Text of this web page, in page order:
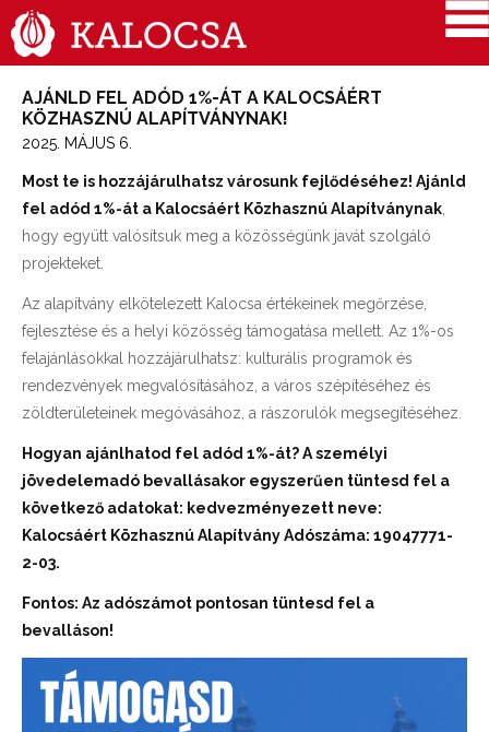
AJÁNLD FEL ADÓD 1%-ÁT A KALOCSÁÉRT
KÖZHASZNÚ ALAPÍTVÁNYNAK!
2025. MÁJUS 6.
Most te is hozzájárulhatsz városunk fejlődéséhez! Ajánld
fel adód 1%-át a Kalocsáért Közhasznú Alapítványnak
hogy együtt valósítsuk meg a közösségünk javát szolgáló
projekteket.
Az alapítvány elkötelezett Kalocsa értékeinek megőrzése,
fejlesztése és a helyi közösség támogatása mellett. Az 1%-os
felajánlásokkal hozzájárulhatsz: kulturális programok és
rendezvények megvalósításához, a város szépítéséhez és
zöldterületeinek megóvásához, a rászorulók megsegítéséhez.
Hogyan ajánlhatod fel adód 1%-át? A személyi
jövedelemadó bevallásakor egyszerűen tüntesd fel a
következő adatokat: kedvezményezett neve:
Kalocsáért Közhasznú Alapítvány Adószáma: 19047771-
2-03.
Fontos: Az adószámot pontosan tüntesd fel a
bevalláson!